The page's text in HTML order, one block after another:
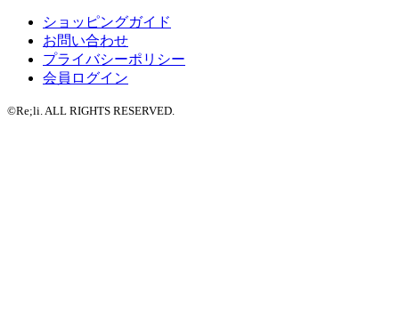
ショッピングガイド
お問い合わせ
プライバシーポリシー
会員ログイン
©Re;li. ALL RIGHTS RESERVED.